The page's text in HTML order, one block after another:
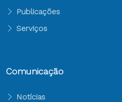
Publicações
Serviços
Comunicação
Notícias